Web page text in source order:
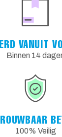
VANUIT
Binnen 14
100% Veilig